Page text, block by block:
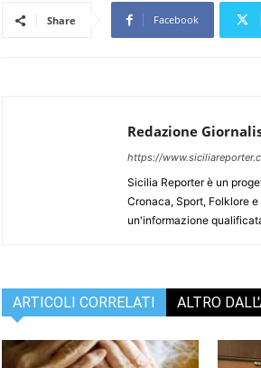
Share Facebook
Redazione
https://
Sicilia Reporter è un
Cronaca, Sport, Folklore
un'informazione
ARTICOLI CORRELATI ALTRO